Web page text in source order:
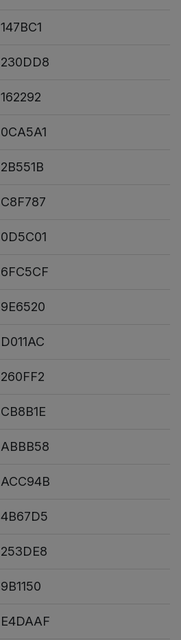
147BC1
230DD8
162292
0CA5A1
2B551B
C8F787
0D5C01
6FC5CF
9E6520
D011AC
260FF2
CB8B1E
ABBB58
ACC94B
4B67D5
253DE8
9B1150
E4DAAF